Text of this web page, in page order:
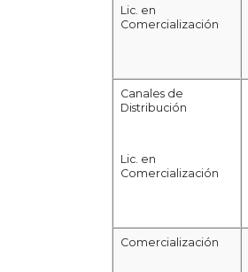
Lic. en
Comercialización
Canales de
Distribución
Lic. en
Comercialización
Comercialización